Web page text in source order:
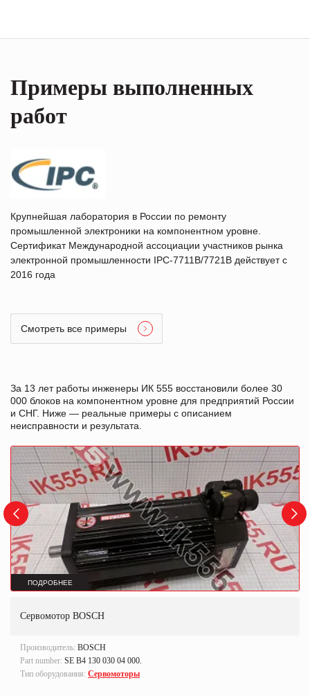
Примеры выполненных
работ
Крупнейшая лаборатория в России по ремонту
промышленной электроники на компонентном уровне.
Сертификат Международной ассоциации участников рынка
электронной промышленности IPC-7711B/7721B действует с
2016 года
Смотреть все примеры
За 13 лет работы инженеры ИК 555 восстановили более 30
000 блоков на компонентном уровне для предприятий России
и СНГ. Ниже — реальные примеры с описанием
неисправности и результата.
ПОДРОБНЕЕ
Сервомотор BOSCH
Производитель: BOSCH
Part number: SE B4 130 030 04 000.
Тип оборудования: Сервомоторы